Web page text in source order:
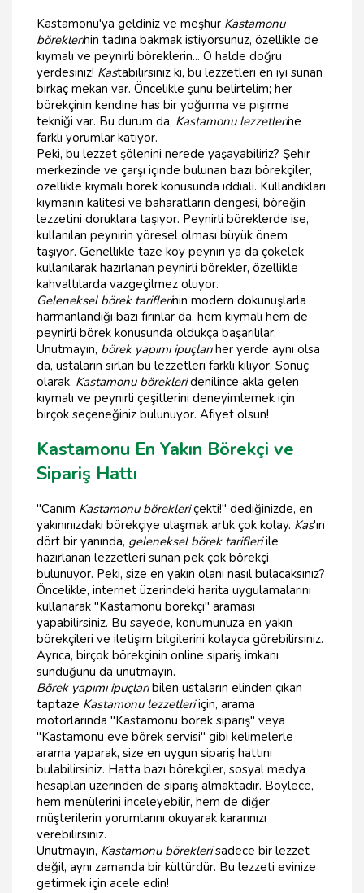
Kastamonu'ya geldiniz ve meşhur Kastamonu
böreklerinin tadına bakmak istiyorsunuz, özellikle de
kıymalı ve peynirli böreklerin... O halde doğru
yerdesiniz! Kastabilirsiniz ki, bu lezzetleri en iyi sunan
birkaç mekan var. Öncelikle şunu belirtelim; her
börekçinin kendine has bir yoğurma ve pişirme
tekniği var. Bu durum da, Kastamonu lezzetlerine
farklı yorumlar katıyor.
Peki, bu lezzet şölenini nerede yaşayabiliriz? Şehir
merkezinde ve çarşı içinde bulunan bazı börekçiler,
özellikle kıymalı börek konusunda iddialı. Kullandıkları
kıymanın kalitesi ve baharatların dengesi, böreğin
lezzetini doruklara taşıyor. Peynirli böreklerde ise,
kullanılan peynirin yöresel olması büyük önem
taşıyor. Genellikle taze köy peyniri ya da çökelek
kullanılarak hazırlanan peynirli börekler, özellikle
kahvaltılarda vazgeçilmez oluyor.
Geleneksel börek tariflerinin modern dokunuşlarla
harmanlandığı bazı fırınlar da, hem kıymalı hem de
peynirli börek konusunda oldukça başarılılar.
Unutmayın, börek yapımı ipuçlarıher yerde aynı olsa
da, ustaların sırları bu lezzetleri farklı kılıyor. Sonuç
olarak, Kastamonu börekleridenilince akla gelen
kıymalı ve peynirli çeşitlerini deneyimlemek için
birçok seçeneğiniz bulunuyor. Afiyet olsun!
Kastamonu En Yakın Börekçi ve
Sipariş Hattı
"Canım Kastamonu börekleriçekti!" dediğinizde, en
yakınınızdaki börekçiye ulaşmak artık çok kolay. Kas'ın
dört bir yanında, geleneksel börek tarifleriile
hazırlanan lezzetleri sunan pek çok börekçi
bulunuyor. Peki, size en yakın olanı nasıl bulacaksınız?
Öncelikle, internet üzerindeki harita uygulamalarını
kullanarak "Kastamonu börekçi" araması
yapabilirsiniz. Bu sayede, konumunuza en yakın
börekçileri ve iletişim bilgilerini kolayca görebilirsiniz.
Ayrıca, birçok börekçinin online sipariş imkanı
sunduğunu da unutmayın.
Börek yapımı ipuçlarıbilen ustaların elinden çıkan
taptaze Kastamonu lezzetleriiçin, arama
motorlarında "Kastamonu börek sipariş" veya
"Kastamonu eve börek servisi" gibi kelimelerle
arama yaparak, size en uygun sipariş hattını
bulabilirsiniz. Hatta bazı börekçiler, sosyal medya
hesapları üzerinden de sipariş almaktadır. Böylece,
hem menülerini inceleyebilir, hem de diğer
müşterilerin yorumlarını okuyarak kararınızı
verebilirsiniz.
Unutmayın, Kastamonu böreklerisadece bir lezzet
değil, aynı zamanda bir kültürdür. Bu lezzeti evinize
getirmek için acele edin!